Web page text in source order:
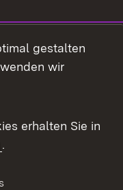
gestalten
wir
erhalten Sie in
.